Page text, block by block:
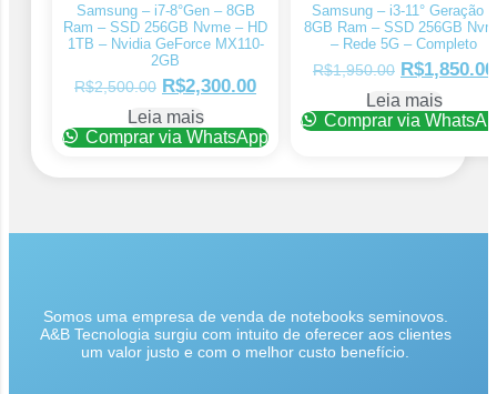
Samsung – i7-8°Gen – 8GB
Ram – SSD 256GB Nvme – HD
1TB – Nvidia GeForce MX110-
2GB
R$2,500.00 R$2,300.00
Leia mais
Comprar via WhatsApp
Samsung – i3-11° Geração –
8GB Ram – SSD 256GB
– Rede 5G – Completo
R$1,950.00 R$1,850.00
Leia mais
Comprar via
Somos uma empresa de venda de notebooks seminovos.
A&B Tecnologia surgiu com intuito de oferecer aos clientes
um valor justo e com o melhor custo benefício.